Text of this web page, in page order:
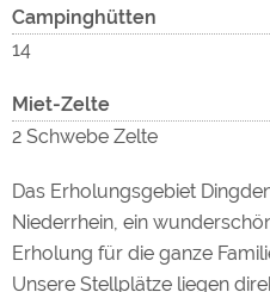
Radwandern
Autoverkehr, durch die
oder in die Niederlande nur 15
Reiten
in der Reithalle des
Campinghütten
14
Miet-Zelte
2 Schwebe Zelte
Das Erholungsgebiet
Niederrhein, ein
Erholung für die ganze
Unsere Stellplätze liegen